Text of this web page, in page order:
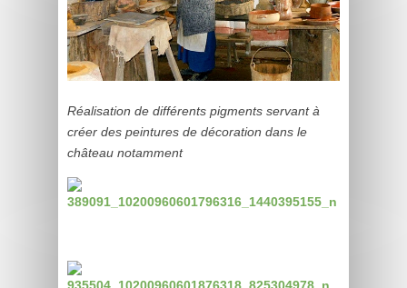
Réalisation de différents pigments servant à
créer des peintures de décoration dans le
château notamment